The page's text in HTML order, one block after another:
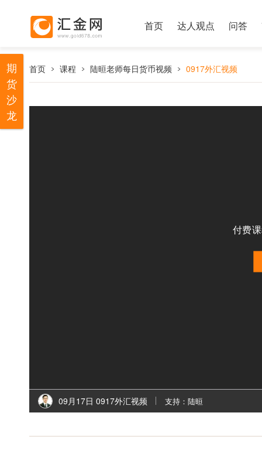
首页 达人观点 问答
首页 课程 陆晅老师每日货币视频 0917外汇视频
付费
09月17日 0917外汇视频 支持：陆晅
期
货
沙
龙